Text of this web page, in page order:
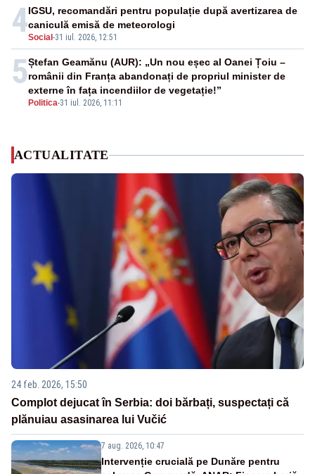
4Social -31 iul. 2026, 12:51
IGSU, recomandări pentru populație după avertizarea de
caniculă emisă de meteorologi
5
Politica-31 iul. 2026, 11:11
Ștefan Geamănu (AUR): „Un nou eșec al Oanei Țoiu –
românii din Franța abandonați de propriul minister de
externe în fața incendiilor de vegetație!”
ACTUALITATE
24 feb. 2026, 15:50
Complot dejucat în Serbia: doi bărbați, suspectați că
plănuiau asasinarea lui Vučić
7 aug. 2026, 10:47
Intervenție crucială pe Dunăre pentru